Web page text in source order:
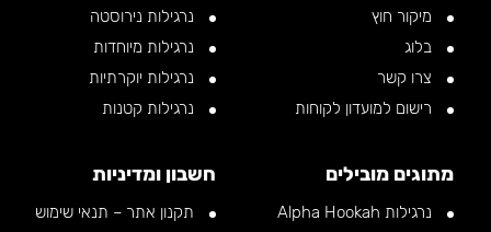
מיקור חוץ
בלוג
צרו קשר
רישום למועדון לקוחות
נרגילות נירוסטה
נרגילות מיוחדות
נרגילות יוקרתיות
נרגילות קטנות
מתוגים מובילים
נרגילות Alpha Hookah
חשבון ומדיניות
תקנון אתר – תנאי שימוש